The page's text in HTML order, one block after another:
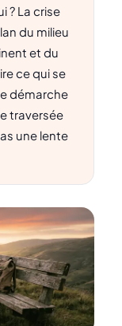
? La crise
du milieu
et du
ce qui se
démarche
traversée
une lente